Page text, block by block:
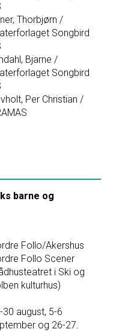
Thorbjørn /
Songbird
Bjarne /
Songbird
Per Christian /
barne og
Follo/Akershus
Follo Scener
i Ski og
kulturhus)
30 august, 5-6
og 26-27.